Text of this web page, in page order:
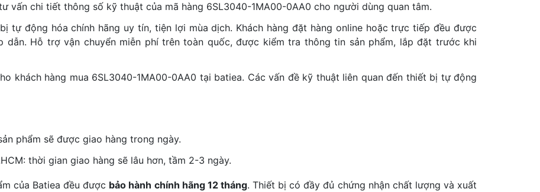
vấn chi tiết thông số kỹ thuật của mã hàng 6SL3040-1MA00-0AA0 cho người dùng quan tâm.
tự động hóa chính hãng uy tín, tiện lợi mùa dịch. Khách hàng đặt hàng online hoặc trực tiếp đều được
dẫn. Hỗ trợ vận chuyển miễn phí trên toàn quốc, được kiểm tra thông tin sản phẩm, lắp đặt trước khi
khách hàng mua 6SL3040-1MA00-0AA0 tại batiea. Các vấn đề kỹ thuật liên quan đến thiết bị tự động
phẩm sẽ được giao hàng trong ngày.
thời gian giao hàng sẽ lâu hơn, tầm 2-3 ngày.
của Batiea đều được bảo hành chính hãng 12 tháng. Thiết bị có đầy đủ chứng nhận chất lượng và xuất